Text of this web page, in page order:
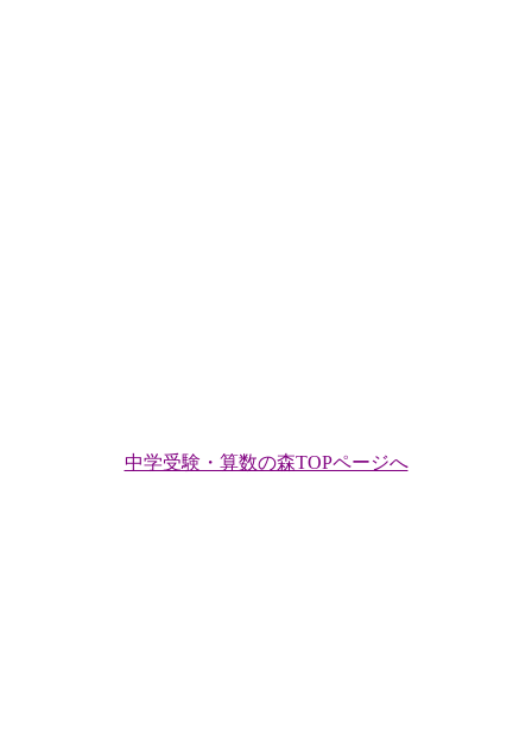
中学受験・算数の森TOPページへ